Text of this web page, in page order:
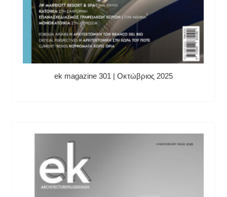
ek magazine 301 | Οκτώβριος 2025